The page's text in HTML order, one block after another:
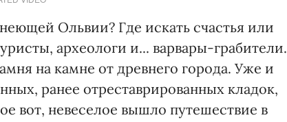
Ольвии? Где искать счастья или
археологи и... варвары-грабители.
на камне от древнего города. Уже и
ранее отреставрированных кладок,
вот, невеселое вышло путешествие в